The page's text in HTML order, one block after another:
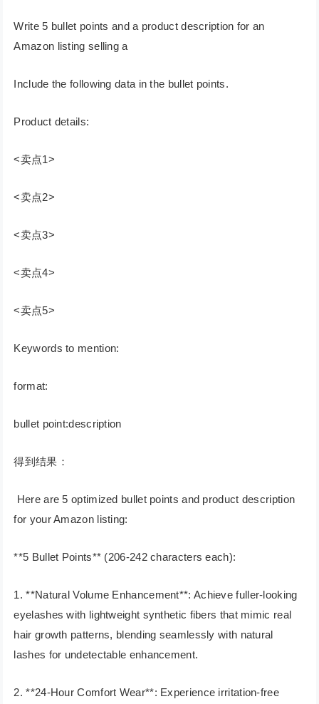
Write 5 bullet points and a product description for an
Amazon listing selling a
Include the following data in the bullet points.
Product details:
<卖点1>
<卖点2>
<卖点3>
<卖点4>
<卖点5>
Keywords to mention:
format:
bullet point:description
得到结果：
Here are 5 optimized bullet points and product description
for your Amazon listing:
**5 Bullet Points** (206-242 characters each):
1. **Natural Volume Enhancement**: Achieve fuller-looking
eyelashes with lightweight synthetic fibers that mimic real
hair growth patterns, blending seamlessly with natural
lashes for undetectable enhancement.
2. **24-Hour Comfort Wear**: Experience irritation-free